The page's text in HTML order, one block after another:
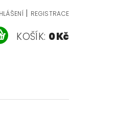
| REGISTRACE
KOŠÍK: 0 Kč